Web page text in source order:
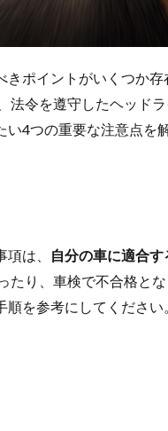
ポイントがいくつか
法令を遵守したヘッド
い4つの重要な注意点を
は、
自分の車に適合
たり、車検で不合格と
順を参考にしてください